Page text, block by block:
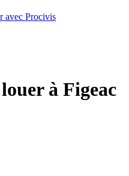
avec Procivis
à Figeac